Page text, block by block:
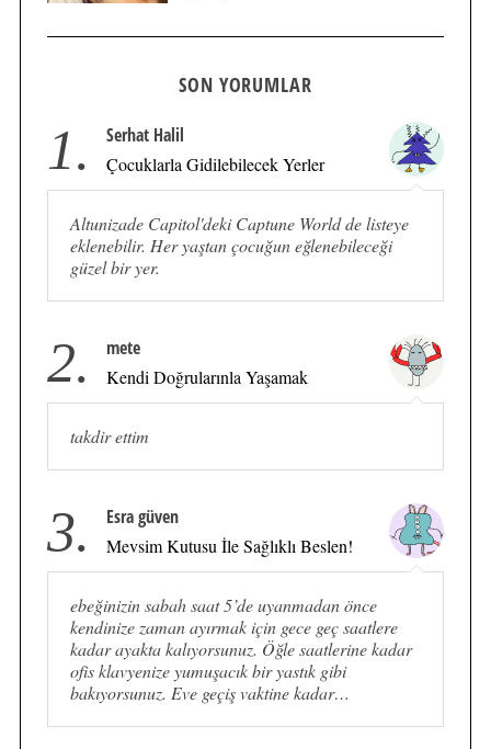
SON YORUMLAR
1. Serhat Halil
Çocuklarla Gidilebilecek Yerler
Altunizade Capitol'deki Captune World de listeye
eklenebilir. Her yaştan çocuğun eğlenebileceği
güzel bir yer.
2. mete
Kendi Doğrularınla Yaşamak
takdir ettim
3. Esra güven
Mevsim Kutusu İle Sağlıklı Beslen!
ebeğinizin sabah saat 5’de uyanmadan önce
kendinize zaman ayırmak için gece geç saatlere
kadar ayakta kalıyorsunuz. Öğle saatlerine kadar
ofis klavyenize yumuşacık bir yastık gibi
bakıyorsunuz. Eve geçiş vaktine kadar…